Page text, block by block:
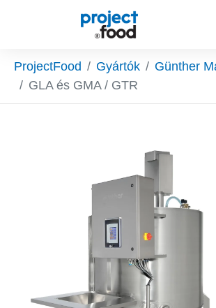
Skip to main content
You are here:
ProjectFood Gyártók
Günther
GLA és GMA / GTR